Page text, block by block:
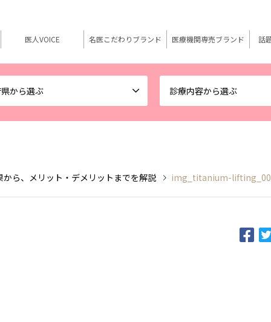
から選ぶ 診療内容から選ぶ
医人VOICE 名医こだわりブランド 医療機関専売ブランド 話
ら、メリット・デメリットまでを解説 img_titanium-